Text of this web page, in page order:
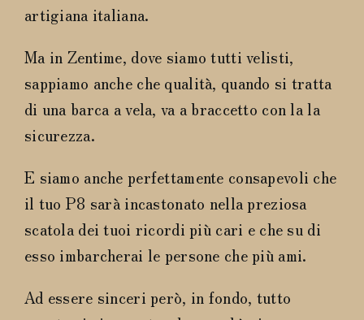
artigiana italiana.
Ma in Zentime, dove siamo tutti velisti,
sappiamo anche che qualità, quando si tratta
di una barca a vela, va a braccetto con la la
sicurezza.
E siamo anche perfettamente consapevoli che
il tuo P8 sarà incastonato nella preziosa
scatola dei tuoi ricordi più cari e che su di
esso imbarcherai le persone che più ami.
Ad essere sinceri però, in fondo, tutto